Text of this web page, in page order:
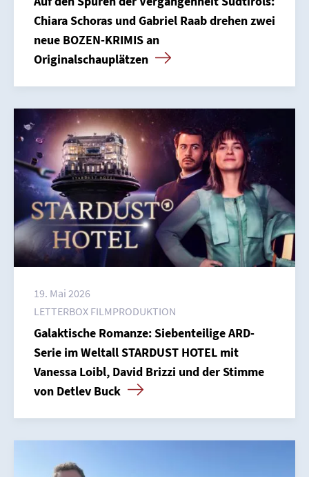
Chiara Schoras und Gabriel Raab drehen zwei
neue BOZEN-KRIMIS an
Originalschauplätzen
19. Mai 2026
LETTERBOX FILMPRODUKTION
Galaktische Romanze: Siebenteilige ARD-
Serie im Weltall STARDUST HOTEL mit
Vanessa Loibl, David Brizzi und der Stimme
von Detlev Buck